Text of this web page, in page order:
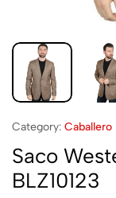
Category: Caballero
Saco
BLZ10123